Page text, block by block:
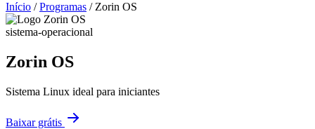
Início /Programas / Zorin OS
sistema-operacional
Zorin OS
Sistema Linux ideal para iniciantes
Baixar grátis